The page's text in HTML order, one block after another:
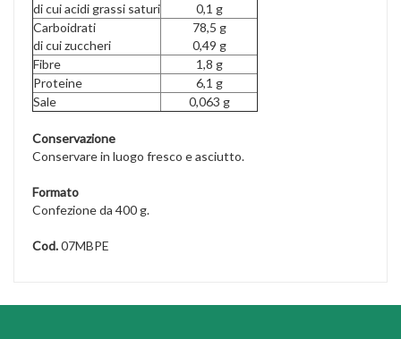
di cui acidi grassi saturi
0,1 g
Carboidrati
di cui zuccheri
78,5 g
0,49 g
Fibre
1,8 g
Proteine
6,1 g
Sale
0,063 g
Conservazione
Conservare in luogo fresco e asciutto.
Formato
Confezione da 400 g.
Cod.07MBPE